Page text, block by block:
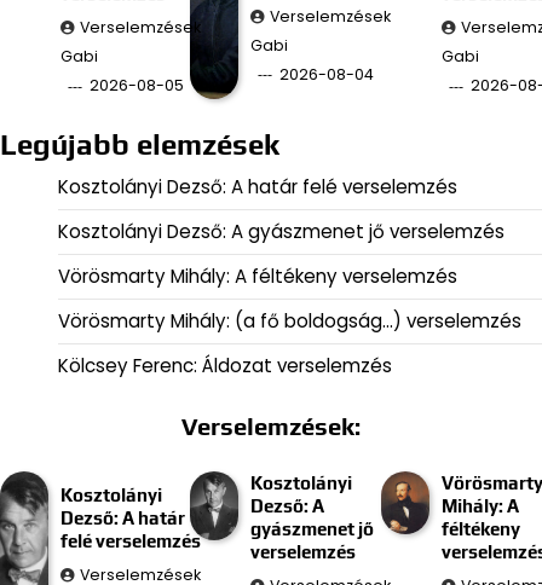
Verselemzések
Gabi
2026-08-05
Verselemzések
Gabi
2026-08-04
Gabi
2026-
Legújabb elemzések
Kosztolányi Dezső: A határ felé verselemzés
Kosztolányi Dezső: A gyászmenet jő verselemzés
Vörösmarty Mihály: A féltékeny verselemzés
Vörösmarty Mihály: (a fő boldogság…) verselemzés
Kölcsey Ferenc: Áldozat verselemzés
Verselemzések:
Kosztolányi
Dezső: A határ
felé verselemzés
Verselemzések
Kosztolányi
Dezső: A
gyászmenet jő
verselemzés
Vörösmarty
Mihály: A
féltékeny